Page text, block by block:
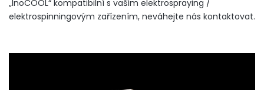
„InoCOOL“ kompatibilní s vaším elektrospraying /
elektrospinningovým zařízením, neváhejte nás kontaktovat.